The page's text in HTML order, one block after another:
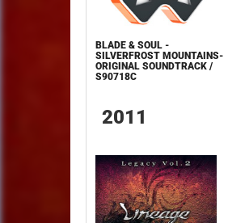
BLADE & SOUL -
SILVERFROST MOUNTAINS-
ORIGINAL SOUNDTRACK /
S90718C
2011